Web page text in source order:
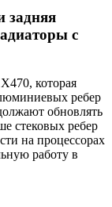
задняя
с
которая
ребер
обновлять
стековых ребер
на процессорах
работу в